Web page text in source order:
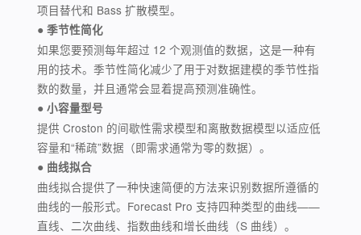
项目替代和 Bass 扩散模型。
● 季节性简化
如果您要预测每年超过 12 个观测值的数据，这是一种有
用的技术。季节性简化减少了用于对数据建模的季节性指
数的数量，并且通常会显着提高预测准确性。
● 小容量型号
提供 Croston 的间歇性需求模型和离散数据模型以适应低
容量和“稀疏”数据（即需求通常为零的数据）。
● 曲线拟合
曲线拟合提供了一种快速简便的方法来识别数据所遵循的
曲线的一般形式。Forecast Pro 支持四种类型的曲线——
直线、二次曲线、指数曲线和增长曲线（S 曲线）。